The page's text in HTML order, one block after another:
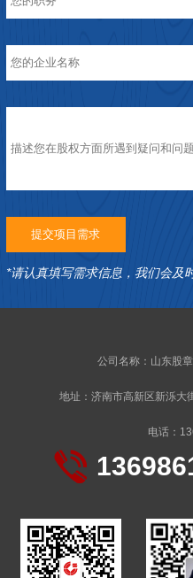
*请认真填写需求信息，我们会及
公司名称：山东股
地址：济南市高新区新泺大
电话：